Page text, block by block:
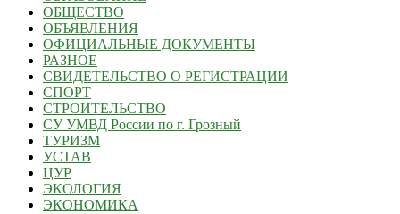
ОБЩЕСТВО
ОБЪЯВЛЕНИЯ
ОФИЦИАЛЬНЫЕ ДОКУМЕНТЫ
РАЗНОЕ
СВИДЕТЕЛЬСТВО О РЕГИСТРАЦИИ
СПОРТ
СТРОИТЕЛЬСТВО
СУ УМВД России по г. Грозный
ТУРИЗМ
УСТАВ
ЦУР
ЭКОЛОГИЯ
ЭКОНОМИКА